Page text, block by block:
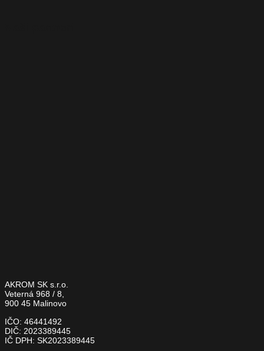
AKROM SK s.r.o.
Veterná 968 / 8,
900 45 Malinovo
IČO: 46441492
DIČ: 2023389445
IČ DPH: SK2023389445